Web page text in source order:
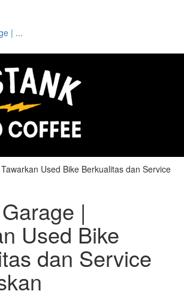
| ...
|
Used Bike
dan Service